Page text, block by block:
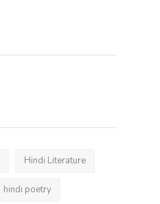
Hindi Literature
hindi poetry